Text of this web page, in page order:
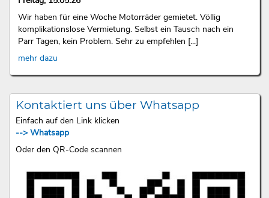
Wir haben für eine Woche Motorräder gemietet. Völlig
komplikationslose Vermietung. Selbst ein Tausch nach ein
Parr Tagen, kein Problem. Sehr zu empfehlen [...]
mehr dazu
Kontaktiert uns über Whatsapp
Einfach auf den Link klicken
--> Whatsapp
Oder den QR-Code scannen